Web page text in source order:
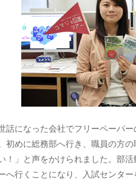
話になった会社でフリーペーパ
初めに総務部へ行き、職員の方
！」と声をかけられました。部
へ行くことになり、入試センタ